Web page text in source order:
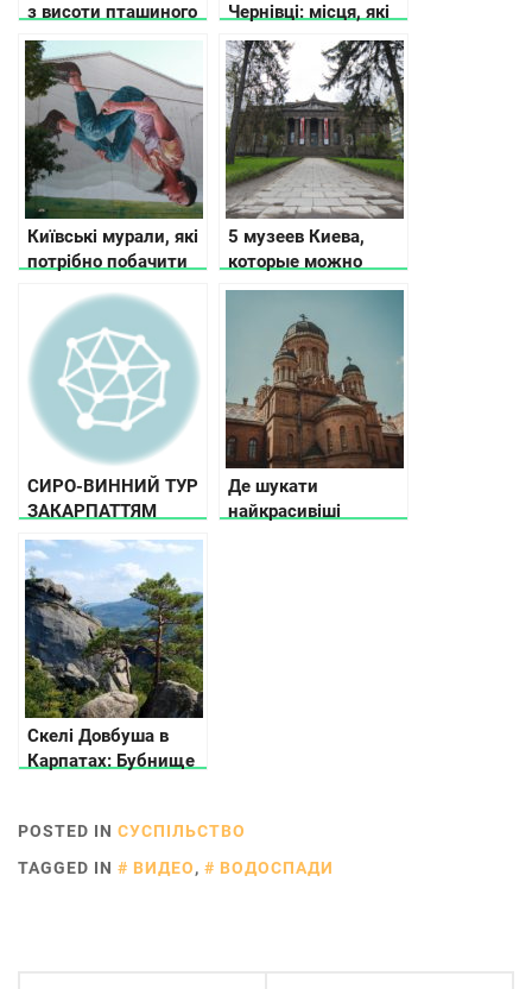
з висоти пташиного
польоту (відео)
Чернівці: місця, які
варто побачити
Київські мурали, які
потрібно побачити
5 музеев Киева,
которые можно
посетить бесплатно
СИРО-ВИННИЙ ТУР
ЗАКАРПАТТЯМ
Де шукати
найкрасивіші
Скелі Довбуша в
Карпатах: Бубнище
POSTED IN СУСПІЛЬСТВО
TAGGED IN
ВИДЕО, ВОДОСПАДИ